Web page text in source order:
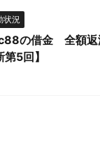
状況
の借金 全額返
第5回】